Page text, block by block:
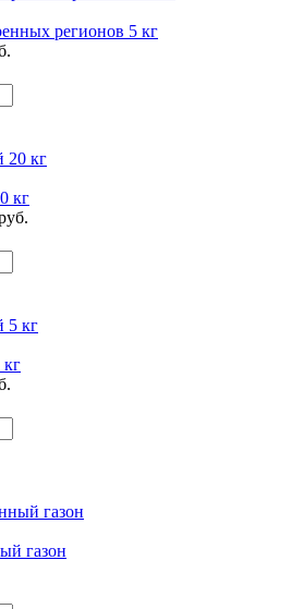
регионов 5 кг
кг
газон